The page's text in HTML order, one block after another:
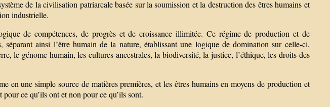
de la civilisation patriarcale basée sur la soumission et la destruction des êtres humains et
industrielle.
de compétences, de progrès et de croissance illimitée. Ce régime de production et de
séparant ainsi l’être humain de la nature, établissant une logique de domination sur celle-ci,
le génome humain, les cultures ancestrales, la biodiversité, la justice, l’éthique, les droits des
en une simple source de matières premières, et les êtres humains en moyens de production et
ce qu’ils ont et non pour ce qu’ils sont.